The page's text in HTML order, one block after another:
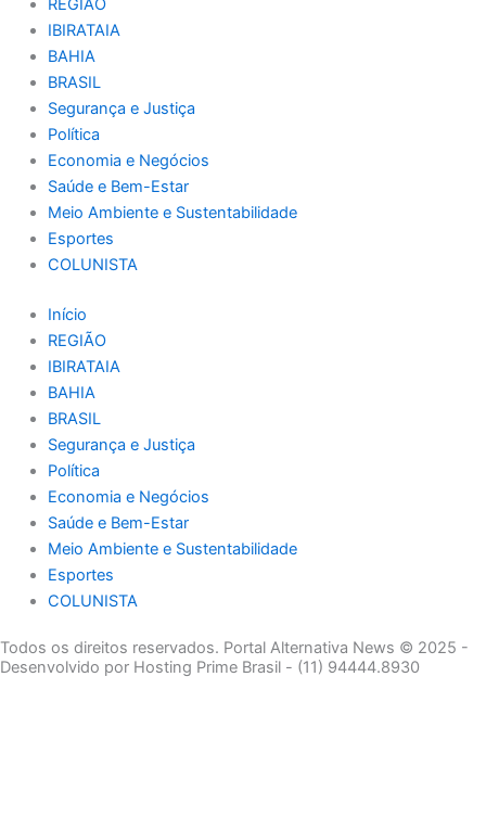
REGIÃO
IBIRATAIA
BAHIA
BRASIL
Segurança e Justiça
Política
Economia e Negócios
Saúde e Bem-Estar
Meio Ambiente e Sustentabilidade
Esportes
COLUNISTA
Início
REGIÃO
IBIRATAIA
BAHIA
BRASIL
Segurança e Justiça
Política
Economia e Negócios
Saúde e Bem-Estar
Meio Ambiente e Sustentabilidade
Esportes
COLUNISTA
Todos os direitos reservados. Portal Alternativa News © 2025 -
Desenvolvido por Hosting Prime Brasil - (11) 94444.8930